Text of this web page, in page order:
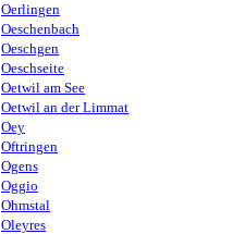
Oerlingen
Oeschenbach
Oeschgen
Oeschseite
Oetwil am See
Oetwil an der Limmat
Oey
Oftringen
Ogens
Oggio
Ohmstal
Oleyres